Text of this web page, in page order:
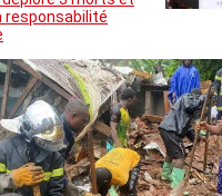
responsabilité